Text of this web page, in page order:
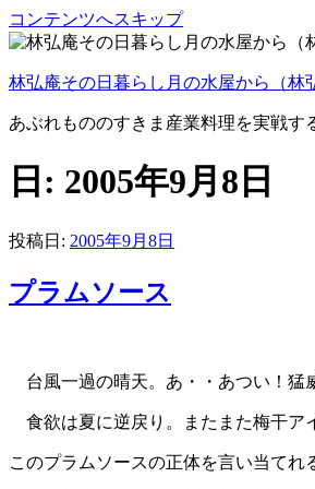
コンテンツへスキップ
林弘庵その日暮らし月の水屋から（林
あぶれもののすきま産業料理を実戦
日: 2005年9月8日
投稿日: 2005年9月8日
プラムソース
台風一過の晴天。あ・・あつい！猛
食欲は夏に逆戻り。またまた梅干ア
このプラムソースの正体を言い当てれ